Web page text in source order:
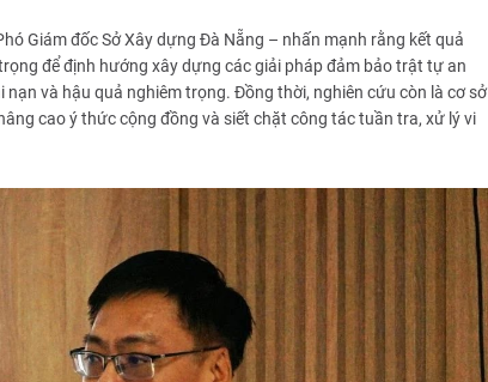
Giám đốc Sở Xây dựng Đà Nẵng – nhấn mạnh rằng kết quả
để định hướng xây dựng các giải pháp đảm bảo trật tự an
và hậu quả nghiêm trọng. Đồng thời, nghiên cứu còn là cơ sở
cao ý thức cộng đồng và siết chặt công tác tuần tra, xử lý vi